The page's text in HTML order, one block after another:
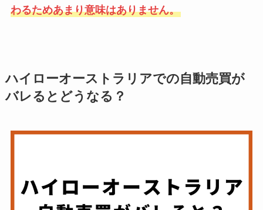
わるためあまり意味はありません。
ハイローオーストラリアでの自動売買が
バレるとどうなる？